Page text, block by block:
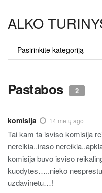
ALKO
ALKO
TURINYS
Pastabos 2
komisija 14 metų ago
Tai kam ta isviso komisija
nereikia..iraso
komisija buvo isviso
kuodytes…..nieko
uzdavinetu…!